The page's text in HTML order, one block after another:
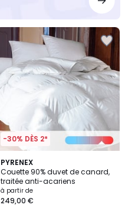
-30% DÈS 2*
PYRENEX
Couette 90% duvet de canard,
traitée anti-acariens
à partir de
249,00 €
3,8
/ 5